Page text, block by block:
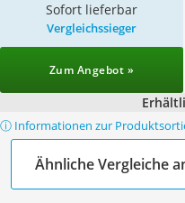
Sofort lieferbar
Vergleichssieger
Zum Angebot »
ⓘ Informationen zur
Ähnliche Vergleiche